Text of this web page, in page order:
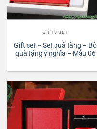
GIFTS SET
Gift set – Set quà tặng – Bộ
quà tặng ý nghĩa – Mẫu 06